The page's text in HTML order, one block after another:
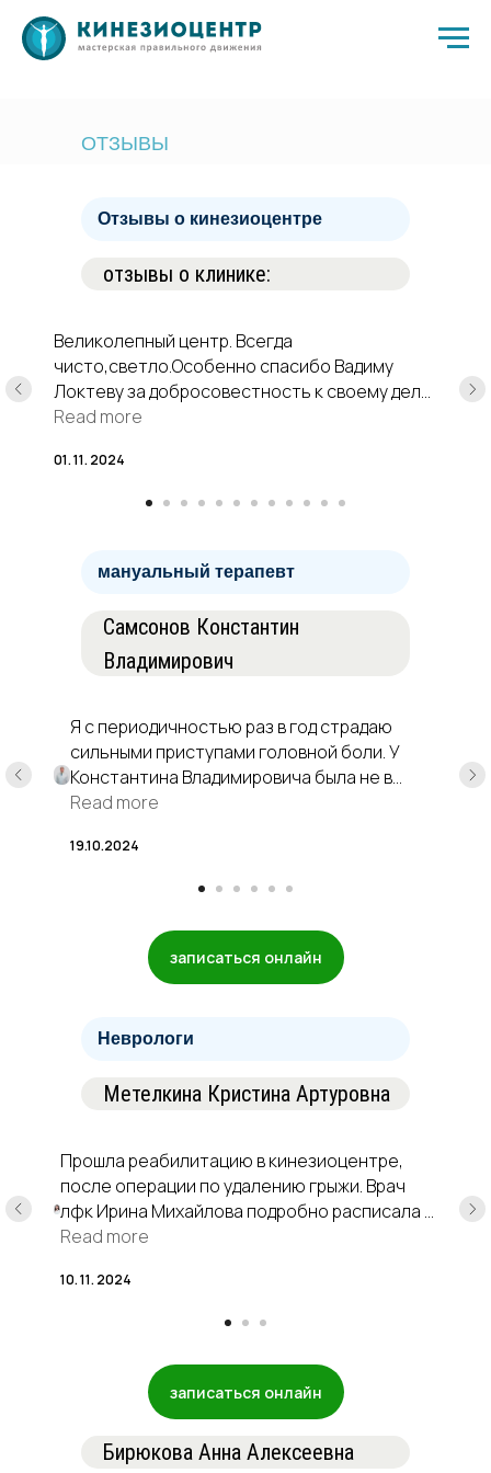
ОТЗЫВЫ
Отзывы о кинезиоцентре
отзывы о клинике:
Великолепный центр. Всегда
чисто,светло.Особенно спасибо Вадиму
Локтеву за добросовестность к своему делу,
за ответственность к каждому пациенту.
положительный эмоциональный фон и
Read more
01. 11. 2024
мануальный терапевт
Самсонов Константин
Владимирович
Я с периодичностью раз в год страдаю
сильными приступами головной боли. У
Константина Владимировича была не в
первый раз. Высокопрофессиональный
доктор. Каждое посещение - это
или в голове. Огромное спасибо!
Read more
19.10.2024
записаться онлайн
Неврологи
Метелкина Кристина Артуровна
Прошла реабилитацию в кинезиоцентре,
после операции по удалению грыжи. Врач
лфк Ирина Михайлова подробно расписала и
назначила лечение. Тренировки проходили
👍 Отличный тренер, всегда контролирует
тренажеров. Упражнения помогли
избавиться от болевых симптомов.
Качество жизни улучшилось, эмоционально
получила заряд положительной энергии.
Посетив кинезиоцентр и пройдя лечение я
Read more
10. 11. 2024
записаться онлайн
Бирюкова Анна Алексеевна